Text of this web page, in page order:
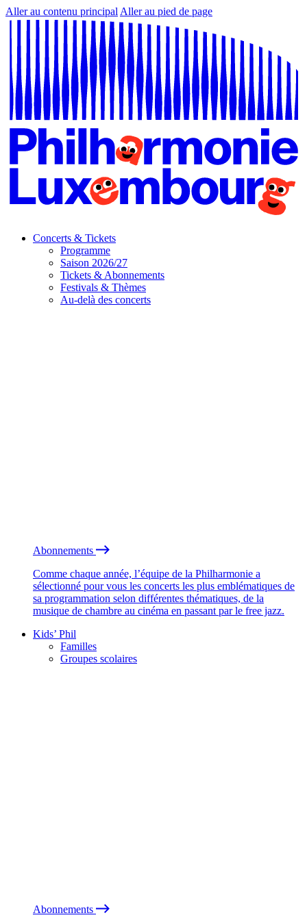
Aller au contenu principal Aller au pied de page
Concerts & Tickets
Programme
Saison 2026/27
Tickets & Abonnements
Festivals & Thèmes
Au-delà des concerts
Abonnements
Comme chaque année, l’équipe de la Philharmonie a
sélectionné pour vous les concerts les plus emblématiques de
sa programmation selon différentes thématiques, de la
musique de chambre au cinéma en passant par le free jazz.
Kids’ Phil
Familles
Groupes scolaires
Abonnements